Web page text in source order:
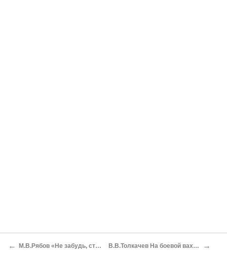
← М.В.Рябов «Не забудь, станция Хататба» В.В.Толкачев На боевой вахте в Порт-Саиде →